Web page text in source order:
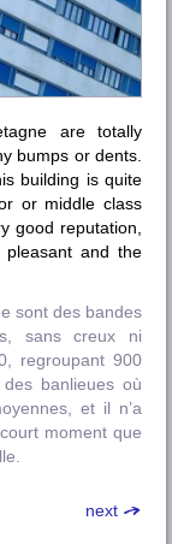
are totally
bumps or dents.
building is quite
or middle class
good reputation,
and the
sont des bandes
sans creux ni
regroupant 900
banlieues où
et il n’a
moment que
next